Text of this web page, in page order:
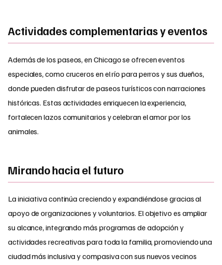
Actividades complementarias y eventos
Además de los paseos, en Chicago se ofrecen eventos
especiales, como cruceros en el río para perros y sus dueños,
donde pueden disfrutar de paseos turísticos con narraciones
históricas. Estas actividades enriquecen la experiencia,
fortalecen lazos comunitarios y celebran el amor por los
animales.
Mirando hacia el futuro
La iniciativa continúa creciendo y expandiéndose gracias al
apoyo de organizaciones y voluntarios. El objetivo es ampliar
su alcance, integrando más programas de adopción y
actividades recreativas para toda la familia, promoviendo una
ciudad más inclusiva y compasiva con sus nuevos vecinos